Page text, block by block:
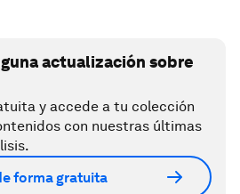
actualización sobre
y accede a tu colección
con nuestras últimas
forma gratuita